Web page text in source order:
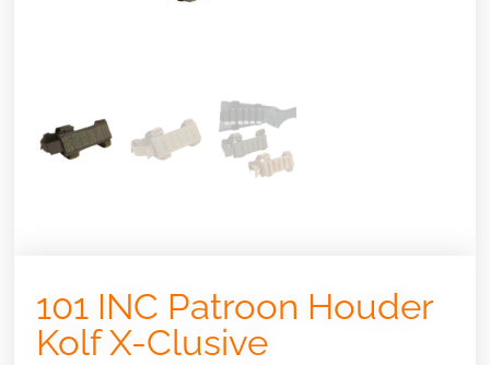
101 INC Patroon Houder
Kolf X-Clusive